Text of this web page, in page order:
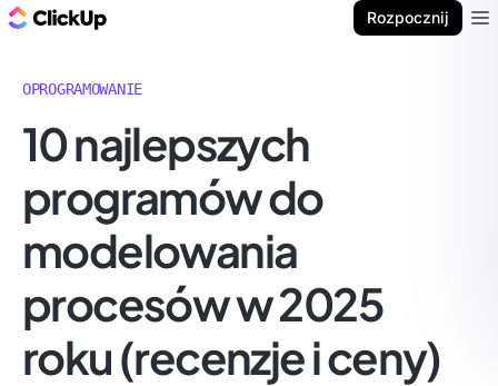
Rozpocznij
OPROGRAMOWANIE
10 najlepszych
programów do
modelowania
procesów w 2025
roku (recenzje i ceny)